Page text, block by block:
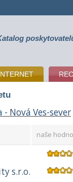
- Nová Ves-sever
naše
s.r.o.